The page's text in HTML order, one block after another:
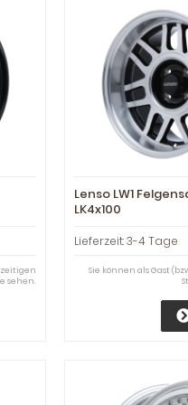
sehen.
Lenso LW1
LK4x100
Lieferzeit:3-4 Tage
Sie können als Gast